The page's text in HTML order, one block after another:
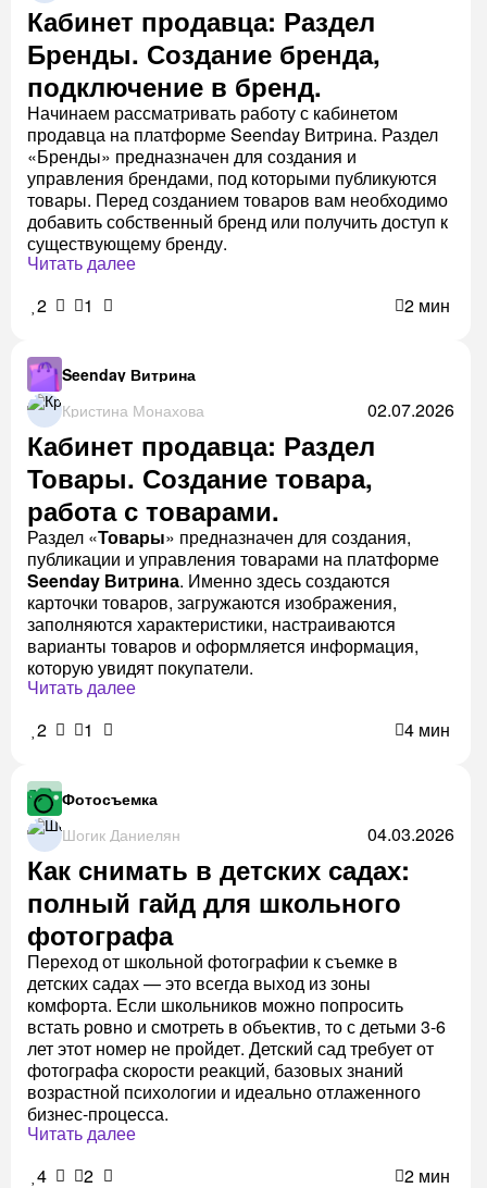
Кабинет продавца: Раздел
Бренды. Создание бренда,
подключение в бренд.
Начинаем рассматривать работу с кабинетом
продавца на платформе Seenday Витрина. Раздел
«Бренды» предназначен для создания и
управления брендами, под которыми публикуются
товары. Перед созданием товаров вам необходимо
добавить собственный бренд или получить доступ к
существующему бренду.
Читать далее
2
1 2 мин
Seenday Витрина
Кристина Монахова
02.07.2026
Кабинет продавца: Раздел
Товары. Создание товара,
работа с товарами.
Раздел «Товары» предназначен для создания,
публикации и управления товарами на платформе
Seenday Витрина. Именно здесь создаются
карточки товаров, загружаются изображения,
заполняются характеристики, настраиваются
варианты товаров и оформляется информация,
которую увидят покупатели.
Читать далее
2
1 4 мин
Фотосъемка
Шогик Даниелян
04.03.2026
Как снимать в детских садах:
полный гайд для школьного
фотографа
Переход от школьной фотографии к съемке в
детских садах — это всегда выход из зоны
комфорта. Если школьников можно попросить
встать ровно и смотреть в объектив, то с детьми 3-6
лет этот номер не пройдет. Детский сад требует от
фотографа скорости реакций, базовых знаний
возрастной психологии и идеально отлаженного
бизнес-процесса.
Читать далее
4
2 2 мин